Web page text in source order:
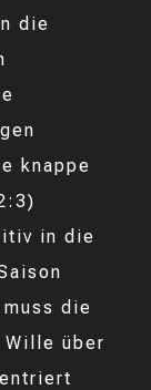
die
knappe
in die
die
Wille über